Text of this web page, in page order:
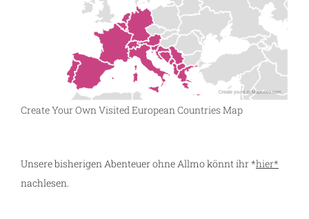
Create Your Own Visited European Countries Map
Unsere bisherigen Abenteuer ohne Allmo könnt ihr *hier*
nachlesen.